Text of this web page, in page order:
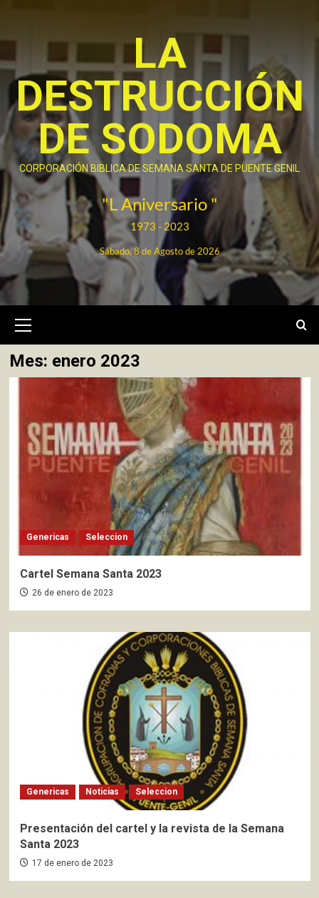
contenido
LA
DESTRUCCIÓN
DE SODOMA
CORPORACIÓN BIBLICA DE SEMANA SANTA DE PUENTE GENIL
"L Aniversario "
1973 - 2023
Sábado, 8 de Agosto de 2026
primario
Mes: enero 2023
Genericas Seleccion
Cartel Semana Santa 2023
26 de enero de 2023
Genericas Noticias Seleccion
Presentación del cartel y la revista de la Semana
Santa 2023
17 de enero de 2023